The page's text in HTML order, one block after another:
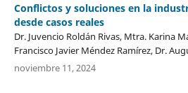
Conflictos y soluciones en la
desde casos reales
Dr. Juvencio Roldán Rivas, Mtra. Karina
Francisco Javier Méndez Ramírez, Dr.
noviembre 11, 2024